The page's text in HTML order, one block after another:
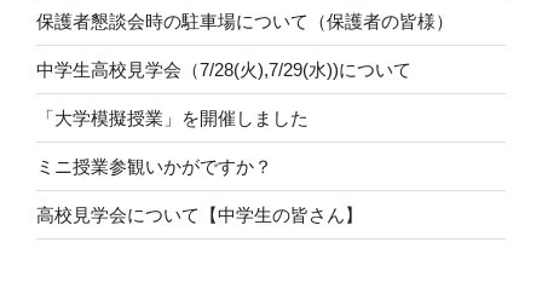
保護者懇談会時の駐車場について（保護者の皆様）
中学生高校見学会（7/28(火),7/29(水))について
「大学模擬授業」を開催しました
ミニ授業参観いかがですか？
高校見学会について【中学生の皆さん】